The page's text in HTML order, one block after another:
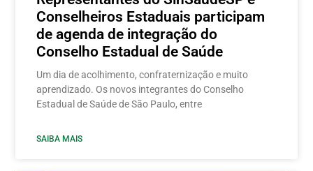
Conselheiros Estaduais participam
de agenda de integração do
Conselho Estadual de Saúde
Um dia de acolhimento, confraternização e muito
aprendizado. Os novos integrantes do Conselho
Estadual de Saúde de São Paulo, entre
SAIBA MAIS